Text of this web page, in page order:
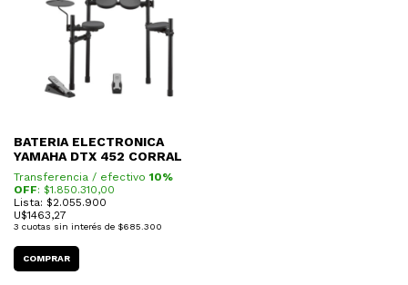
BATERIA ELECTRONICA
YAMAHA DTX 452 CORRAL
Transferencia / efectivo 10%
OFF: $1.850.310,00
Lista: $2.055.900
U$1463,27
3 cuotas sin interés de $685.300